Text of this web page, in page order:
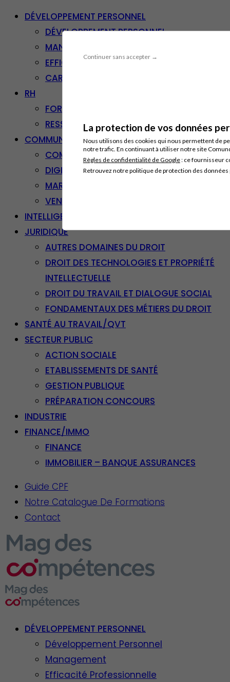
Continuer sans accepter →
La protection de vos données
Nous utilisons des cookies qui nous permettent de
notre trafic. En continuant à utiliser notre site
Règles de confidentialité de Google: ce fournisseur
Retrouvez notre politique de protection des
DÉVELOPPEMENT PERSONNEL
DÉVELOPPEMENT PERSONNEL
MANAGEMENT
EFFICACITÉ PROFESSIONNELLE
CARRIÈRE & RECONVERSION
RH
FORMATION PROFESSIONNELLE
RESSOURCES HUMAINES
COMMUNICATION/DIGITAL
COMMUNICATION
DIGITAL
MARKETING
VENTE – RELATION CLIENT
INTELLIGENCE ARTIFICIELLE
JURIDIQUE
AUTRES DOMAINES DU DROIT
DROIT DES TECHNOLOGIES ET PROPRIÉTÉ
INTELLECTUELLE
DROIT DU TRAVAIL ET DIALOGUE SOCIAL
FONDAMENTAUX DES MÉTIERS DU DROIT
SANTÉ AU TRAVAIL/QVT
SECTEUR PUBLIC
ACTION SOCIALE
ETABLISSEMENTS DE SANTÉ
GESTION PUBLIQUE
PRÉPARATION CONCOURS
INDUSTRIE
FINANCE/IMMO
FINANCE
IMMOBILIER – BANQUE ASSURANCES
Guide CPF
Notre Catalogue De Formations
Contact
DÉVELOPPEMENT PERSONNEL
Développement Personnel
Management
Efficacité Professionnelle